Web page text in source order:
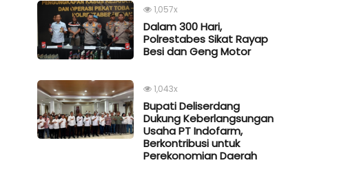
1,057x
Dalam 300 Hari,
Polrestabes Sikat Rayap
Besi dan Geng Motor
1,043x
Bupati Deliserdang
Dukung Keberlangsungan
Usaha PT Indofarm,
Berkontribusi untuk
Perekonomian Daerah